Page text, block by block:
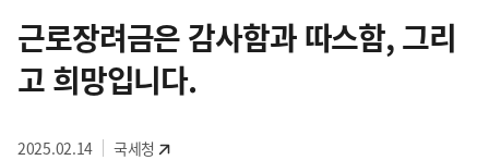
텐
츠
영
근로장려금은 감사함과 따스함, 그리
고 희망입니다.
2025.02.14 국세청